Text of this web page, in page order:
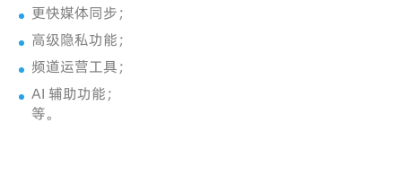
更快媒体同步；
高级隐私功能；
频道运营工具；
AI 辅助功能；
等。